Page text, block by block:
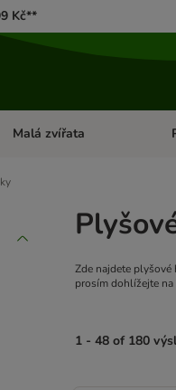
Kč**
Otevřít menu: Kočky
Malá zvířata
Zde najdete plyšové
prosím dohlížejte na
1 - 48 of 180